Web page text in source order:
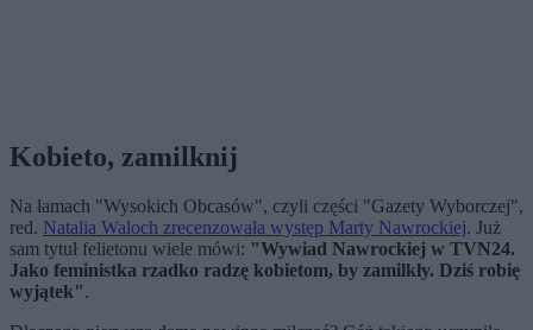
Kobieto, zamilknij
Na łamach "Wysokich Obcasów", czyli części "Gazety Wyborczej",
red. Natalia Waloch zrecenzowała występ Marty Nawrockiej. Już
sam tytuł felietonu wiele mówi: "Wywiad Nawrockiej w TVN24.
Jako feministka rzadko radzę kobietom, by zamilkły. Dziś robię
wyjątek".